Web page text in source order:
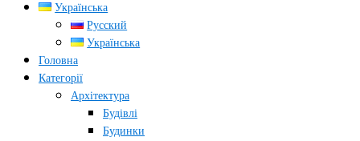
Українська
Русский
Українська
Головна
Категорії
Архітектура
Будівлі
Будинки